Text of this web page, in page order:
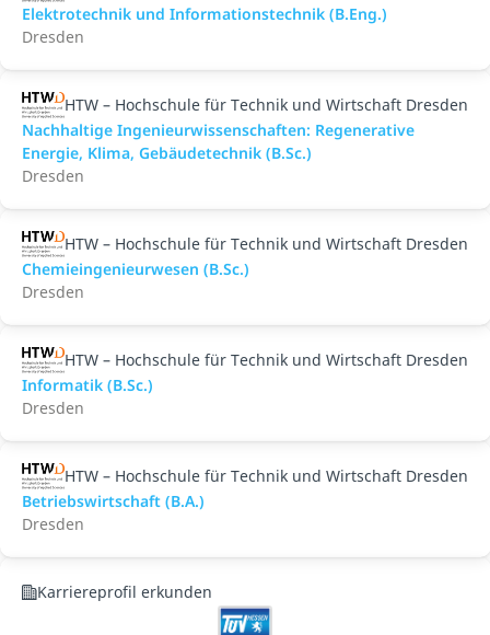
Elektrotechnik und Informationstechnik (B.Eng.)
Dresden
HTW – Hochschule für Technik und Wirtschaft Dresden
Nachhaltige Ingenieurwissenschaften: Regenerative
Energie, Klima, Gebäudetechnik (B.Sc.)
Dresden
HTW – Hochschule für Technik und Wirtschaft Dresden
Chemieingenieurwesen (B.Sc.)
Dresden
HTW – Hochschule für Technik und Wirtschaft Dresden
Informatik (B.Sc.)
Dresden
HTW – Hochschule für Technik und Wirtschaft Dresden
Betriebswirtschaft (B.A.)
Dresden
Karriereprofil erkunden